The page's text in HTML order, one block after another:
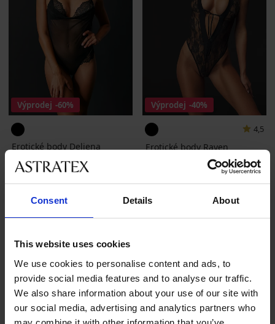
Consent Details About
This website uses cookies
We use cookies to personalise content and ads, to
provide social media features and to analyse our traffic.
We also share information about your use of our site with
our social media, advertising and analytics partners who
Výprodej -60%
Erotické body Deliena
Sleva
360 KčPůvodní cena
899 Kč
Výprodej -40%
4,5
Erotické body Rayen
Původní cena
1 299 Kč
Nejoblíbenější značky
Astratex
Dorina Gorsenia Ysabel Mora